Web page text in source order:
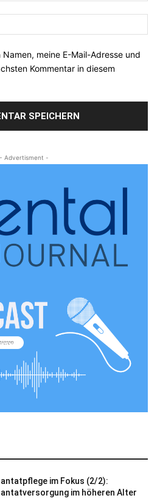
meine E-Mail-Adresse und
Kommentar in diesem
- Advertisment -
im Fokus (2/2):
im höheren Alter